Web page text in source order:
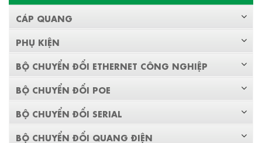
CÁP QUANG
PHỤ KIỆN
BỘ CHUYỂN ĐỔI ETHERNET CÔNG NGHIỆP
BỘ CHUYỂN ĐỔI POE
BỘ CHUYỂN ĐỔI SERIAL
BỘ CHUYỂN ĐỔI QUANG ĐIỆN